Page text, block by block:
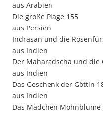
aus Arabien
Die große Plage 155
aus Persien
Indrasan und die
aus Indien
Der Maharadscha und die
aus Indien
Das Geschenk der Göttin
aus Indien
Das Mädchen Mohnblume